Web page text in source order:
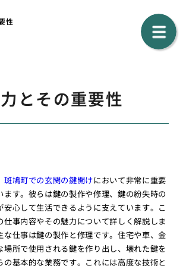
性
とその重要性
斑鳩町での玄関の鍵開けにおいて非常に重要
ます。彼らは鍵の製作や修理、鍵の紛失時の
安心して生活できるように支えています。こ
仕事内容やその魅力について詳しく解説しま
な仕事は鍵の製作と修理です。住宅や車、金
場所で使用される鍵を作り出し、壊れた鍵を
の基本的な業務です。これには高度な技術と